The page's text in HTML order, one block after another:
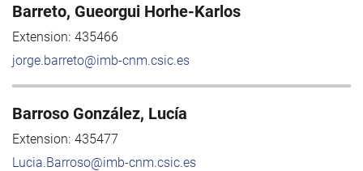
Barreto, Gueorgui Horhe-Karlos
Extension: 435466
jorge.barreto@imb-cnm.csic.es
Barroso González, Lucía
Extension: 435477
Lucia.Barroso@imb-cnm.csic.es